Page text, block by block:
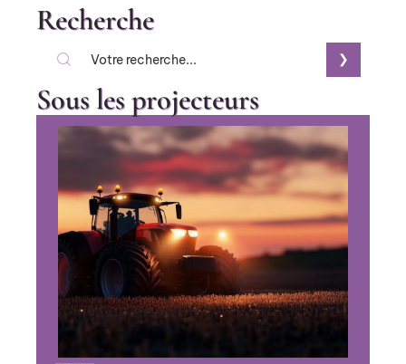
Recherche
Sous les projecteurs